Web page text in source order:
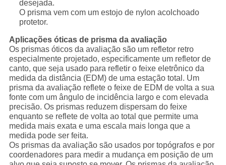
desejada.
O prisma vem com um estojo de nylon acolchoado
protetor.
Aplicações óticas de prisma da avaliação
Os prismas óticos da avaliação são um refletor retro
especialmente projetado, especificamente um refletor de
canto, que seja usado para refletir o feixe eletrônico da
medida da distância (EDM) de uma estação total. Um
prisma da avaliação reflete o feixe de EDM de volta a sua
fonte com um ângulo de incidência largo e com elevada
precisão. Os prismas reduzem dispersam do feixe
enquanto se reflete de volta ao total que permite uma
medida mais exata e uma escala mais longa que a
medida pode ser feita.
Os prismas da avaliação são usados por topógrafos e por
coordenadores para medir a mudança em posição de um